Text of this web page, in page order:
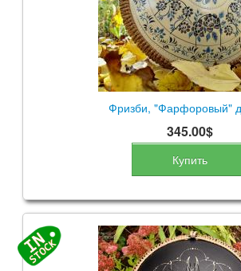
Фризби, "Фарфоровый"
345.00$
Купить